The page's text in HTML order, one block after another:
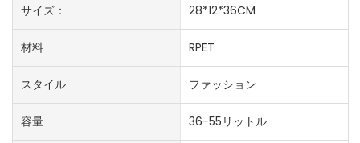
サイズ： 28*12*36CM
材料 RPET
スタイル ファッション
容量 36-55リットル